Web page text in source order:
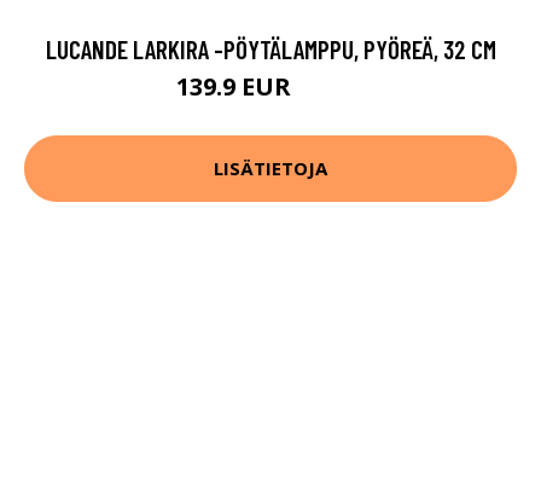
LUCANDE LARKIRA -PÖYTÄLAMPPU, PYÖREÄ, 32 CM
139.9 EUR
LISÄTIETOJA